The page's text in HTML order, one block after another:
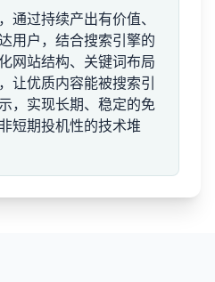
通过持续产出有价值、
用户，结合搜索引擎的
网站结构、关键词布局
让优质内容能被搜索引
，实现长期、稳定的免
短期投机性的技术堆